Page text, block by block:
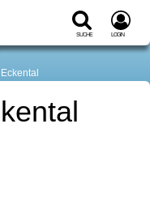
Suche Login
Eckental